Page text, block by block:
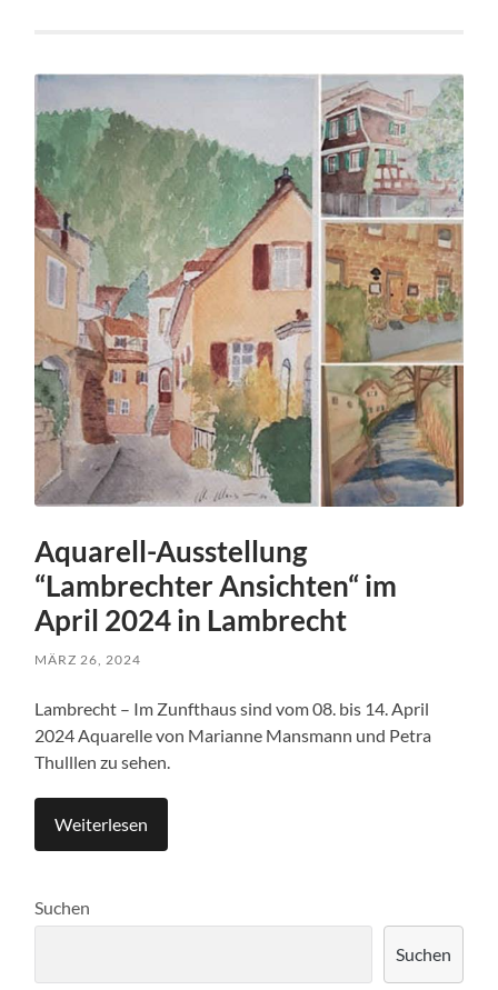
Aquarell-Ausstellung
“Lambrechter Ansichten“ im
April 2024 in Lambrecht
MÄRZ 26, 2024
Lambrecht – Im Zunfthaus sind vom 08. bis 14. April
2024 Aquarelle von Marianne Mansmann und Petra
Thulllen zu sehen.
Weiterlesen
Suchen
Suchen